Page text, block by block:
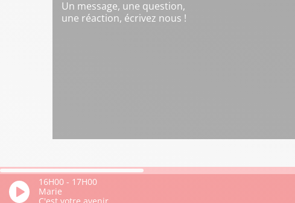
Un message, une question,
une réaction, écrivez nous !
16H00 - 17H00
Marie